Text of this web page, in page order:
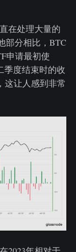
在处理大量的
部分相比，BTC
申请最初使
季度结束时的收
这让人感到非常